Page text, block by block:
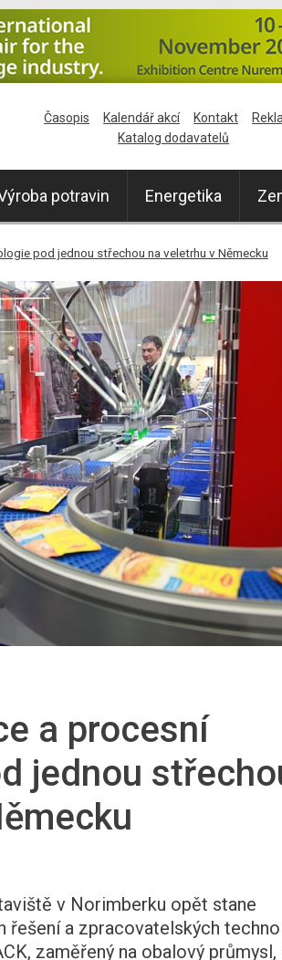
potravin Energetika
Časopis Kalendář akcí Kontakt
Katalog dodavatelů
pod jednou střechou na veletrhu v Německu
a procesní
jednou
v Norimberku opět stane
řešení a zpracovatelských
zaměřený na obalový průmysl,